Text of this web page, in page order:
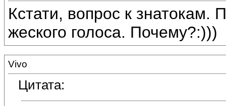
Кстати, вопрос к знатокам.
жеского голоса. Почему?:)))
Vivo
Цитата: